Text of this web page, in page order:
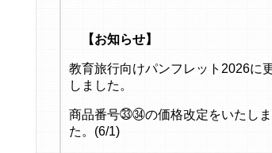
【お知らせ】
教育旅行向けパンフレット2026に
しました。
商品番号㉝㉞の価格改定をいたし
た。(6/1)